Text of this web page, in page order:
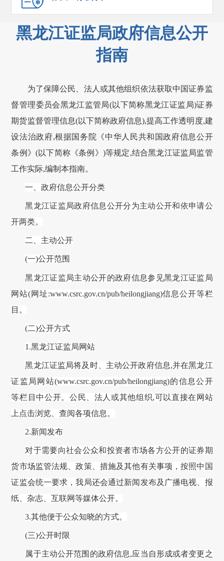
黑龙江证监局政府信息公开
指南
为了保障公民、法人或其他组织依法获取中国证券监
督管理委员会黑龙江监管局(以下简称黑龙江证监局)证券
期货监督管理信息(以下简称政府信息),提高工作透明度,建
设法治政府,根据国务院《中华人民共和国政府信息公开
条例》(以下简称《条例》)等规定,结合黑龙江证监局监管
工作实际,编制本指南。
一、政府信息公开分类
黑龙江证监局政府信息公开分为主动公开和依申请公
开两类。
二、主动公开
(一)公开范围
黑龙江证监局主动公开的政府信息参见黑龙江证监局
网站(网址:www.csrc.gov.cn/pub/heilongjiang)信息公开等栏
目 。
(二)公开方式
1.黑龙江证监局网站
黑龙江证监局将及时、主动公开政府信息,并在黑龙江
证监局 网站(www.csrc.gov.cn/pub/heilongjiang)的信息公开
等栏目 中公开。公民、法人或其他组织,可以直接在网站
上点击浏览、查阅各项信息。
2.新闻发布
对于需要向社会公众和投资者市场各方公开的证券期
货市场监管法规、政策、措施及其他有关事项 ，按照中国
证监会统一要求，我局还会通过新闻发布及广播电视、报
纸、杂志、互联网等媒体公开。
3.其他便于公众知晓的方式。
(三)公开时限
属于主动公开范围的政府信息,应当自形成或者变更之